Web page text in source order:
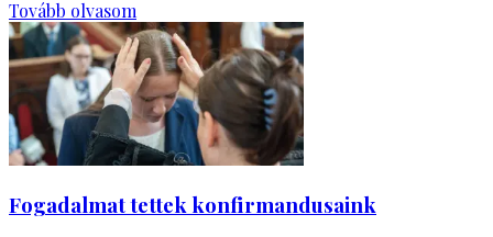
Tovább olvasom
Fogadalmat tettek konfirmandusaink